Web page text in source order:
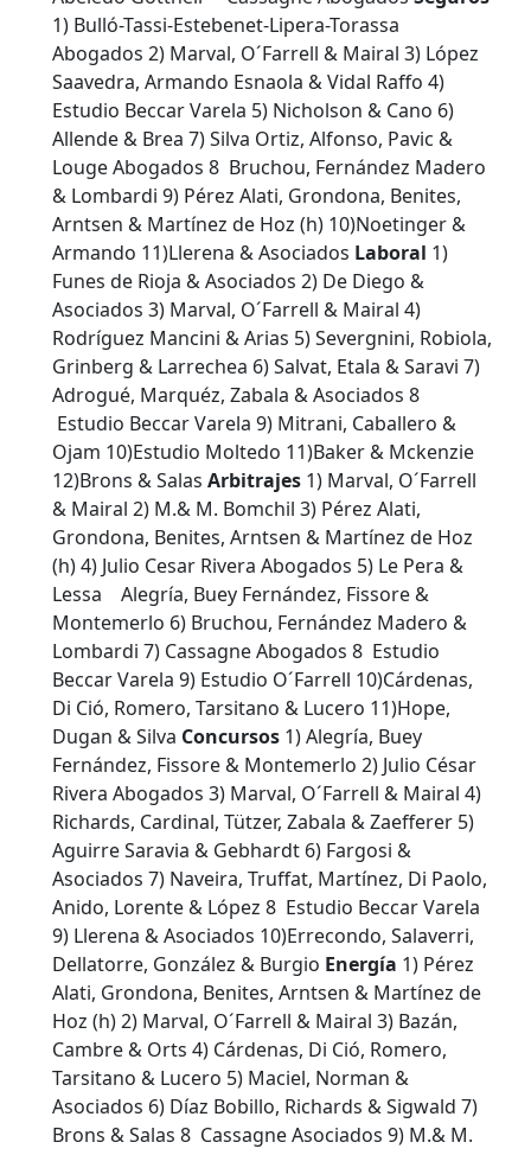
1) Bulló-Tassi-Estebenet-Lipera-Torassa
Abogados 2) Marval, O´Farrell & Mairal 3) López
Saavedra, Armando Esnaola & Vidal Raffo 4)
Estudio Beccar Varela 5) Nicholson & Cano 6)
Allende & Brea 7) Silva Ortiz, Alfonso, Pavic &
Louge Abogados 8 Bruchou, Fernández Madero
& Lombardi 9) Pérez Alati, Grondona, Benites,
Arntsen & Martínez de Hoz (h) 10)Noetinger &
Armando 11)Llerena & Asociados Laboral 1)
Funes de Rioja & Asociados 2) De Diego &
Asociados 3) Marval, O´Farrell & Mairal 4)
Rodríguez Mancini & Arias 5) Severgnini, Robiola,
Grinberg & Larrechea 6) Salvat, Etala & Saravi 7)
Adrogué, Marquéz, Zabala & Asociados 8
Estudio Beccar Varela 9) Mitrani, Caballero &
Ojam 10)Estudio Moltedo 11)Baker & Mckenzie
12)Brons & Salas Arbitrajes 1) Marval, O´Farrell
& Mairal 2) M.& M. Bomchil 3) Pérez Alati,
Grondona, Benites, Arntsen & Martínez de Hoz
(h) 4) Julio Cesar Rivera Abogados 5) Le Pera &
Lessa Alegría, Buey Fernández, Fissore &
Montemerlo 6) Bruchou, Fernández Madero &
Lombardi 7) Cassagne Abogados 8 Estudio
Beccar Varela 9) Estudio O´Farrell 10)Cárdenas,
Di Ció, Romero, Tarsitano & Lucero 11)Hope,
Dugan & Silva Concursos 1) Alegría, Buey
Fernández, Fissore & Montemerlo 2) Julio César
Rivera Abogados 3) Marval, O´Farrell & Mairal 4)
Richards, Cardinal, Tützer, Zabala & Zaefferer 5)
Aguirre Saravia & Gebhardt 6) Fargosi &
Asociados 7) Naveira, Truffat, Martínez, Di Paolo,
Anido, Lorente & López 8 Estudio Beccar Varela
9) Llerena & Asociados 10)Errecondo, Salaverri,
Dellatorre, González & Burgio Energía 1) Pérez
Alati, Grondona, Benites, Arntsen & Martínez de
Hoz (h) 2) Marval, O´Farrell & Mairal 3) Bazán,
Cambre & Orts 4) Cárdenas, Di Ció, Romero,
Tarsitano & Lucero 5) Maciel, Norman &
Asociados 6) Díaz Bobillo, Richards & Sigwald 7)
Brons & Salas 8 Cassagne Asociados 9) M.& M.